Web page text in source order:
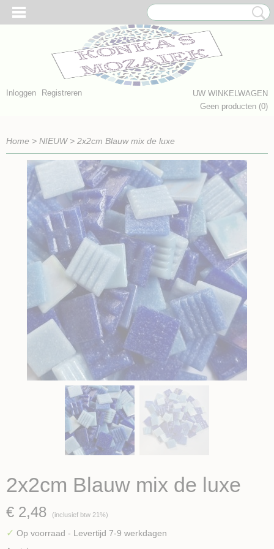
Inloggen Registreren
UW WINKELWAGEN
Geen producten (0)
Home > NIEUW> 2x2cm Blauw mix de luxe
2x2cm Blauw mix de luxe
€ 2,48 (inclusief btw 21%)
✓ Op voorraad - Levertijd 7-9 werkdagen